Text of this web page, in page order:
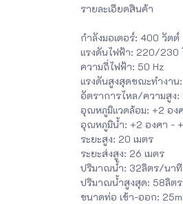
รายละเอียดสินค้า
กำลังมอเตอร์: 400 วัตต์
แรงดันไฟฟ้า: 220/230
ความถี่ไฟฟ้า: 50 Hz
แรงดันสูงสุดขณะทำงา
อัตราการไหล/ความสูง
อุณหภูมิแวดล้อม: +2 อง
อุณหภูมิน้ำ: +2 องศา -
ระยะสูง: 20 เมตร
ระยะส่งสูง: 26 เมตร
ปริมาณน้ำ: 32ลิตร/นาที
ปริมาณน้ำสูงสุด: 58ลิต
ขนาดท่อ เข้า-ออก: